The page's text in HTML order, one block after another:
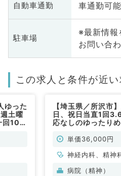
自動車通勤 車通勤可能
駐車場
※最新情報
お問い合
この求人と条件が近い
ゆった
土曜
10万
【埼玉県／所沢市
日、祝日当直1回
応なしのゆったり
単価36,000円
神経内科、精神
系全般、一般外科
病院（精神）